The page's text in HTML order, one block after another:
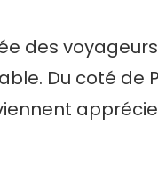
des
Du coté de